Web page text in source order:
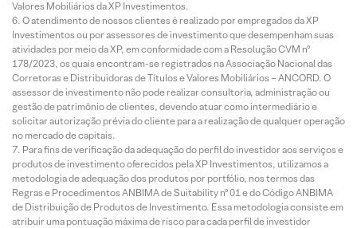
Valores Mobiliários da XP Investimentos.
O atendimento de nossos clientes é realizado por empregados da XP
Investimentos ou por assessores de investimento que desempenham suas
atividades por meio da XP, em conformidade com a Resolução CVM nº
178/2023, os quais encontram-se registrados na Associação Nacional das
Corretoras e Distribuidoras de Títulos e Valores Mobiliários – ANCORD. O
assessor de investimento não pode realizar consultoria, administração ou
gestão de patrimônio de clientes, devendo atuar como intermediário e
solicitar autorização prévia do cliente para a realização de qualquer operação
no mercado de capitais.
Para fins de verificação da adequação do perfil do investidor aos serviços e
produtos de investimento oferecidos pela XP Investimentos, utilizamos a
metodologia de adequação dos produtos por portfólio, nos termos das
Regras e Procedimentos ANBIMA de Suitability nº 01 e do Código ANBIMA
de Distribuição de Produtos de Investimento. Essa metodologia consiste em
atribuir uma pontuação máxima de risco para cada perfil de investidor